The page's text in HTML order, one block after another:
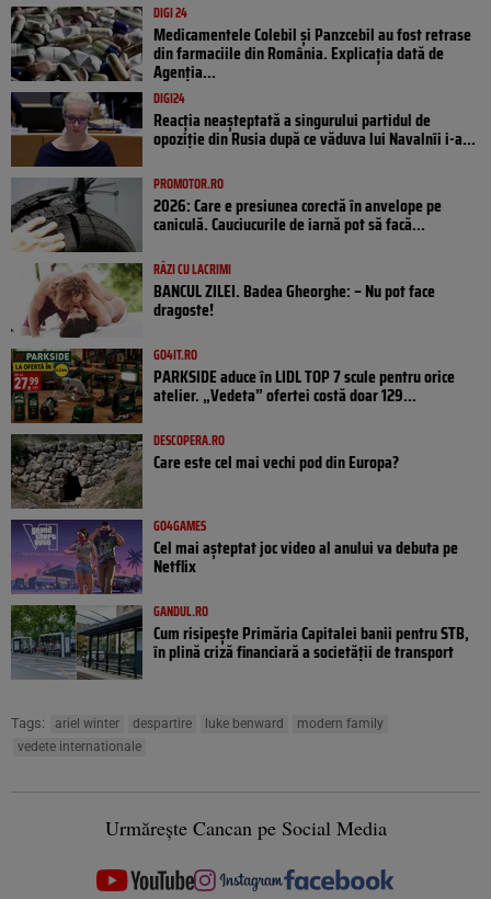
DIGI 24
Medicamentele Colebil și Panzcebil au fost retrase
din farmaciile din România. Explicația dată de
Agenția...
DIGI24
Reacția neașteptată a singurului partidul de
opoziţie din Rusia după ce văduva lui Navalnîi i-a...
PROMOTOR.RO
2026: Care e presiunea corectă în anvelope pe
caniculă. Cauciucurile de iarnă pot să facă...
RÂZI CU LACRIMI
BANCUL ZILEI. Badea Gheorghe: – Nu pot face
dragoste!
GO4IT.RO
PARKSIDE aduce în LIDL TOP 7 scule pentru orice
atelier. „Vedeta” ofertei costă doar 129...
DESCOPERA.RO
Care este cel mai vechi pod din Europa?
GO4GAMES
Cel mai așteptat joc video al anului va debuta pe
Netflix
GANDUL.RO
Cum risipește Primăria Capitalei banii pentru STB,
în plină criză financiară a societății de transport
Tags: ariel winter despartire luke benward
modern family
vedete internationale
Urmărește Cancan pe Social Media